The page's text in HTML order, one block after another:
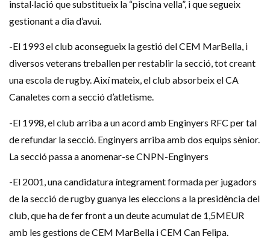
instal·lació que substitueix la “piscina vella”, i que segueix
gestionant a dia d’avui.
-El 1993 el club aconsegueix la gestió del CEM MarBella, i
diversos veterans treballen per restablir la secció, tot creant
una escola de rugby. Així mateix, el club absorbeix el CA
Canaletes com a secció d’atletisme.
-El 1998, el club arriba a un acord amb Enginyers RFC per tal
de refundar la secció. Enginyers arriba amb dos equips sènior.
La secció passa a anomenar-se CNPN-Enginyers
-El 2001, una candidatura íntegrament formada per jugadors
de la secció de rugby guanya les eleccions a la presidència del
club, que ha de fer front a un deute acumulat de 1,5MEUR
amb les gestions de CEM MarBella i CEM Can Felipa.